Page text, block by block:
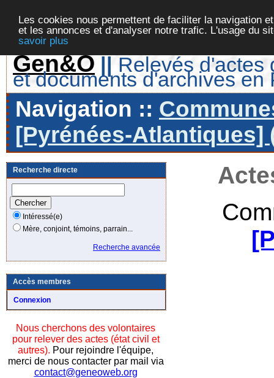
Les cookies nous permettent de faciliter la navigation
et les annonces et d'analyser notre trafic. L'usage du
savoir plus
Gen&O || Relevés d'actes
et documents d'archives en
Navigation ::
[Pyrénées-Atlantiques]
Recherche directe
Intéressé(e)
Mère, conjoint, témoins, parrain...
Recherche avancée
Accès membres
Connexion
Nous cherchons des volontaires
pour relever des actes (état civil et
autres). Pour rejoindre l'équipe,
merci de nous contacter par mail via
contact@geneoweb.org